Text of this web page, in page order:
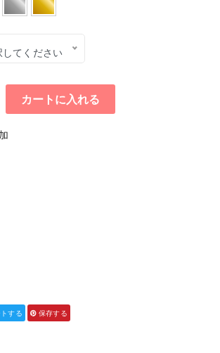
してください
カートに入れる
する 保存する